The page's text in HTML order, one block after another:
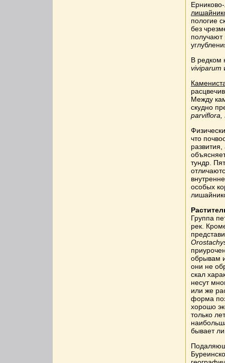
пологие
без
получают
В редком
viviparum
Между
скудно
parviflora,
что
тундр.
особых
Группа
рек.
обрывам
они не
скал
несут
или же
форма
хорошо
только
бывает